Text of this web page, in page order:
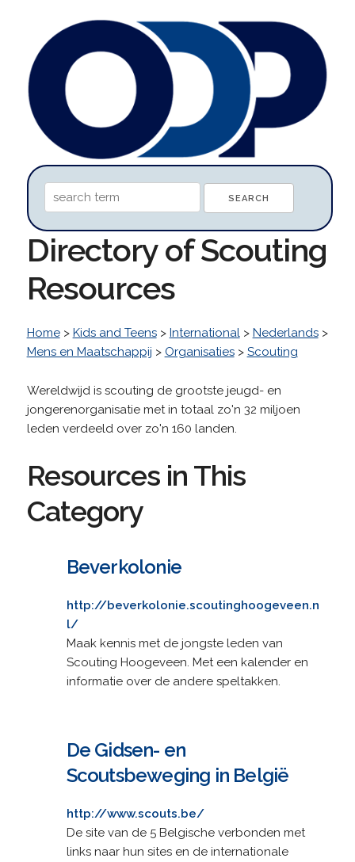
Directory of Scouting
Resources
Home> Kids and Teens> International> Nederlands>
Mens en Maatschappij > Organisaties> Scouting
Wereldwijd is scouting de grootste jeugd- en
jongerenorganisatie met in totaal zo'n 32 miljoen
leden verdeeld over zo'n 160 landen.
Resources in This
Category
Beverkolonie
http://beverkolonie.scoutinghoogeveen.n
l/
Maak kennis met de jongste leden van
Scouting Hoogeveen. Met een kalender en
informatie over de andere speltakken.
De Gidsen- en
Scoutsbeweging in België
http://www.scouts.be/
De site van de 5 Belgische verbonden met
links naar hun sites en de internationale